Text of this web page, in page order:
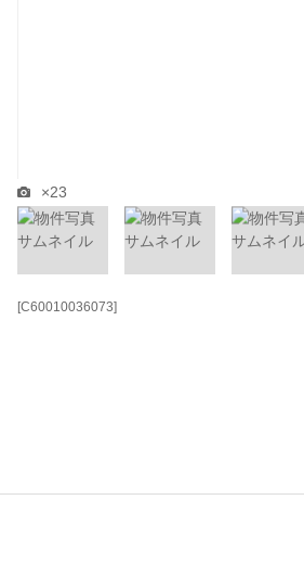
×23
[C60010036073]